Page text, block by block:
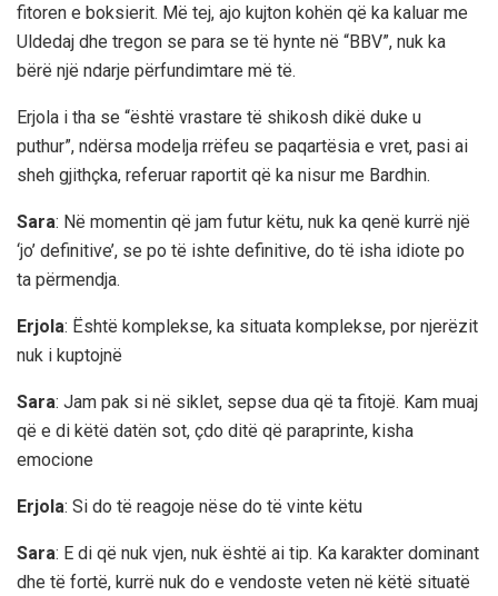
fitoren e boksierit. Më tej, ajo kujton kohën që ka kaluar me
Uldedaj dhe tregon se para se të hynte në “BBV”, nuk ka
bërë një ndarje përfundimtare më të.
Erjola i tha se “është vrastare të shikosh dikë duke u
puthur”, ndërsa modelja rrëfeu se paqartësia e vret, pasi ai
sheh gjithçka, referuar raportit që ka nisur me Bardhin.
Sara: Në momentin që jam futur këtu, nuk ka qenë kurrë një
‘jo’ definitive’, se po të ishte definitive, do të isha idiote po
ta përmendja.
Erjola: Është komplekse, ka situata komplekse, por njerëzit
nuk i kuptojnë
Sara: Jam pak si në siklet, sepse dua që ta fitojë. Kam muaj
që e di këtë datën sot, çdo ditë që paraprinte, kisha
emocione
Erjola: Si do të reagoje nëse do të vinte këtu
Sara: E di që nuk vjen, nuk është ai tip. Ka karakter dominant
dhe të fortë, kurrë nuk do e vendoste veten në këtë situatë